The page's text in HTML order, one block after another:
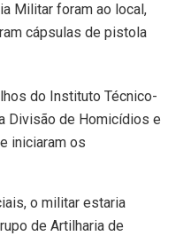
Militar foram ao local,
cápsulas de pistola
do Instituto Técnico-
Divisão de Homicídios e
iniciaram os
o militar estaria
de Artilharia de